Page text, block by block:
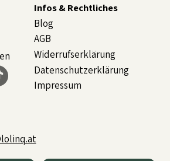
Infos & Rechtliches
Blog
AGB
Widerrufserklärung
Datenschutzerklärung
Impressum